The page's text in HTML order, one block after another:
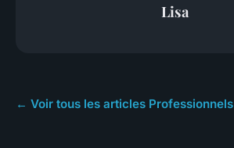
Lisa
← Voir tous les articles Professionnels